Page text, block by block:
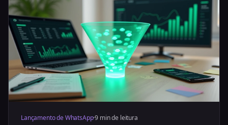
Lançamento de WhatsApp·9 min de leitura